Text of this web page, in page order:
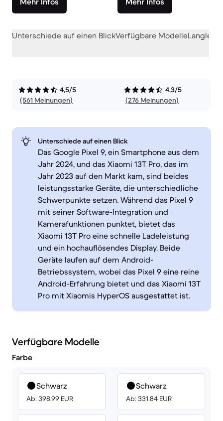
Unterschiede auf einen BlickVerfügbare Modelle
4,5/5
(561 Meinungen)
4,3/5
(276 Meinungen)
Unterschiede auf einen Blick
Das Google Pixel 9, ein Smartphone aus dem
Jahr 2024, und das Xiaomi 13T Pro, das im
Jahr 2023 auf den Markt kam, sind beides
leistungsstarke Geräte, die unterschiedliche
Schwerpunkte setzen. Während das Pixel 9
mit seiner Software-Integration und
Kamerafunktionen punktet, bietet das
Xiaomi 13T Pro eine schnelle Ladeleistung
und ein hochauflösendes Display. Beide
Geräte laufen auf dem Android-
Betriebssystem, wobei das Pixel 9 eine reine
Android-Erfahrung bietet und das Xiaomi 13T
Pro mit Xiaomis HyperOS ausgestattet ist.
Verfügbare Modelle
Farbe
Schwarz
Ab: 398.99 EUR
Schwarz
Ab: 331.84 EUR